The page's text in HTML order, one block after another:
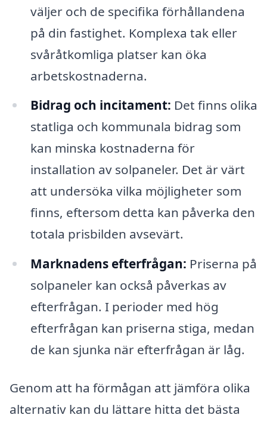
väljer och de specifika förhållandena
på din fastighet. Komplexa tak eller
svåråtkomliga platser kan öka
arbetskostnaderna.
Bidrag och incitament: Det finns olika
statliga och kommunala bidrag som
kan minska kostnaderna för
installation av solpaneler. Det är värt
att undersöka vilka möjligheter som
finns, eftersom detta kan påverka den
totala prisbilden avsevärt.
Marknadens efterfrågan: Priserna på
solpaneler kan också påverkas av
efterfrågan. I perioder med hög
efterfrågan kan priserna stiga, medan
de kan sjunka när efterfrågan är låg.
Genom att ha förmågan att jämföra olika
alternativ kan du lättare hitta det bästa